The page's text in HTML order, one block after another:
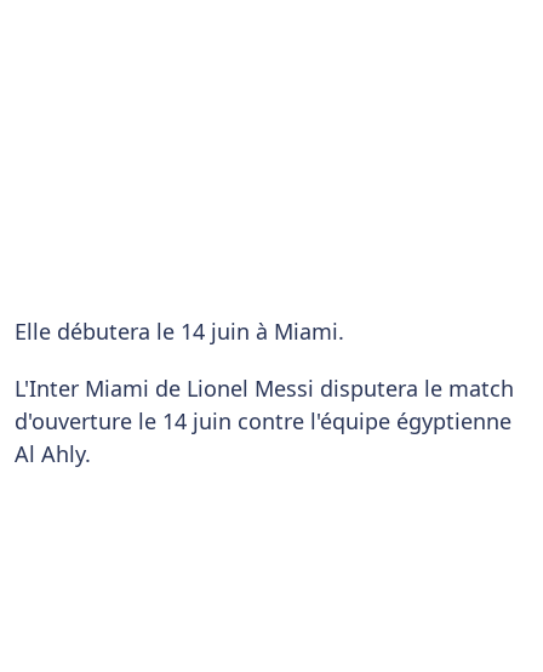
Elle débutera le 14 juin à Miami.
L'Inter Miami de Lionel Messi disputera le match
d'ouverture le 14 juin contre l'équipe égyptienne
Al Ahly.